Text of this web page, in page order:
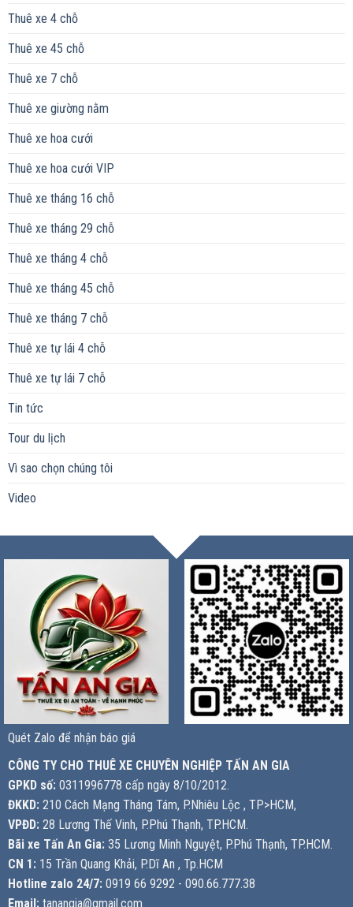
Thuê xe 4 chỗ
Thuê xe 45 chỗ
Thuê xe 7 chỗ
Thuê xe giường nằm
Thuê xe hoa cưới
Thuê xe hoa cưới VIP
Thuê xe tháng 16 chỗ
Thuê xe tháng 29 chỗ
Thuê xe tháng 4 chỗ
Thuê xe tháng 45 chỗ
Thuê xe tháng 7 chỗ
Thuê xe tự lái 4 chỗ
Thuê xe tự lái 7 chỗ
Tin tức
Tour du lịch
Vì sao chọn chúng tôi
Video
Quét Zalo để nhận báo giá
CÔNG TY CHO THUÊ XE CHUYÊN NGHIỆP TẤN AN GIA
GPKD số: 0311996778 cấp ngày 8/10/2012.
ĐKKD: 210 Cách Mạng Tháng Tám, P.Nhiêu Lộc , TP>HCM,
VPĐD: 28 Lương Thế Vinh, P.Phú Thạnh, TP.HCM.
Bãi xe Tấn An Gia: 35 Lương Minh Nguyệt, P.Phú Thạnh, TP.HCM.
CN 1: 15 Trần Quang Khải, P.Dĩ An , Tp.HCM
Hotline zalo 24/7: 0919 66 9292 - 090.66.777.38
Email: tanangia@gmail.com